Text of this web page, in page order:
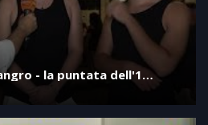
- la puntata dell'1